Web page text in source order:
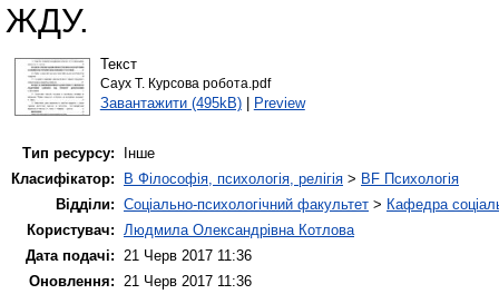
ЖДУ.
Текст
Саух Т. Курсова робота.pdf
Завантажити (495kB)| Preview
Тип ресурсу:
Інше
Класифікатор:
B Філософія, психологія, релігія > BF Психологія
Відділи: Соціально-психологічний факультет > Кафедра
Користувач: Людмила Олександрівна Котлова
Дата подачі: 21 Черв 2017 11:36
Оновлення: 21 Черв 2017 11:36